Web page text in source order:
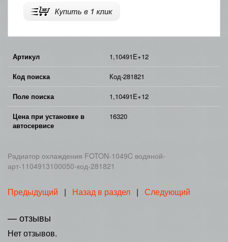
Артикул 1,10491E+12
Код поиска Код-281821
Поле поиска 1,10491E+12
Цена при установке в
автосервисе
16320
Радиатор охлаждения FOTON-1049C водяной-
арт-1104913100050-код-281821
Предыдущий | Назад в раздел | Следующий
— отзывы
Нет отзывов.